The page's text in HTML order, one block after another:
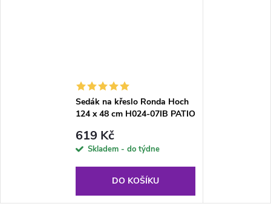
Sedák na křeslo Ronda Hoch
124 x 48 cm H024-07IB PATIO
619 Kč
Skladem - do týdne
DO KOŠÍKU